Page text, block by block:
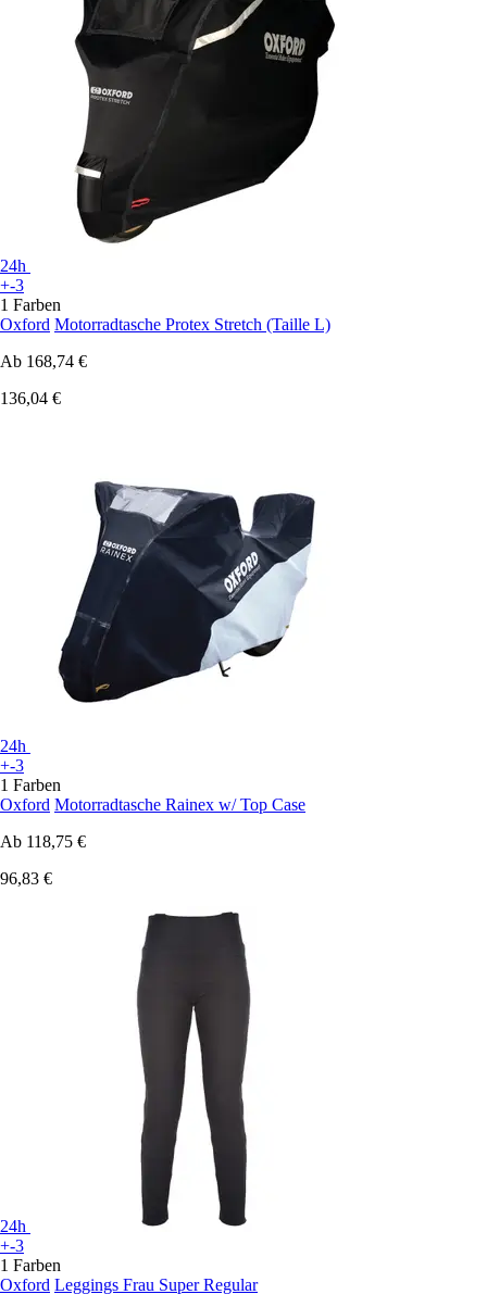
24h
+-3
1 Farben
Oxford Motorradtasche Protex Stretch (Taille L)
Ab 168,74 €
136,04 €
24h
+-3
1 Farben
Oxford Motorradtasche Rainex w/ Top Case
Ab 118,75 €
96,83 €
24h
+-3
1 Farben
Oxford Leggings Frau Super Regular